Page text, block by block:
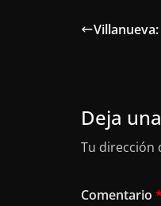
Deja
Tu dirección
Comentario *